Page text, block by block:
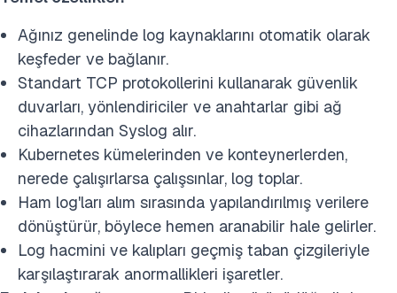
Ağınız genelinde log kaynaklarını otomatik olarak
keşfeder ve bağlanır.
Standart TCP protokollerini kullanarak güvenlik
duvarları, yönlendiriciler ve anahtarlar gibi ağ
cihazlarından Syslog alır.
Kubernetes kümelerinden ve konteynerlerden,
nerede çalışırlarsa çalışsınlar, log toplar.
Ham log'ları alım sırasında yapılandırılmış verilere
dönüştürür, böylece hemen aranabilir hale gelirler.
Log hacmini ve kalıpları geçmiş taban çizgileriyle
karşılaştırarak anormallikleri işaretler.